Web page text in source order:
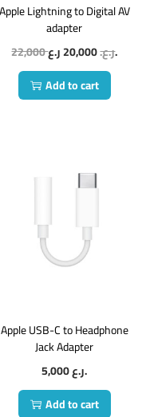
Apple Lightning to Digital AV
adapter
22,000
ر.ع.20,000
ر.ع.
Add to cart
Apple USB-C to Headphone
Jack Adapter
5,000
ر.ع.
Add to cart